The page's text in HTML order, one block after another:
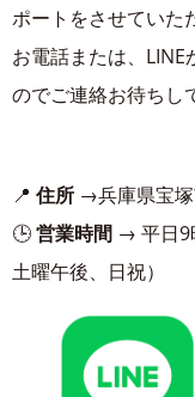
ポートをさせていた
お電話または、
のでご連絡お待ちし
📍 住所 →兵庫県宝
🕒営業時間 → 平日9
土曜午後、日祝）